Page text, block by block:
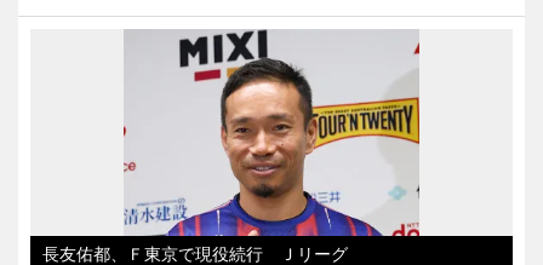
長友佑都、Ｆ東京で現役続行 Ｊリーグ